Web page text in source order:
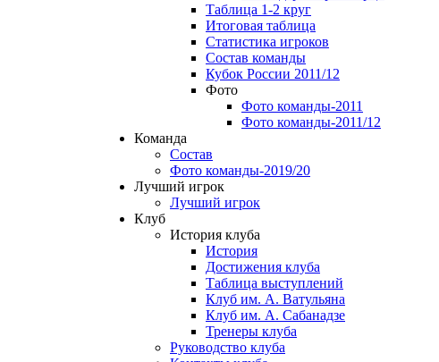
Таблица 1-2 круг
Итоговая таблица
Статистика игроков
Состав команды
Кубок России 2011/12
Фото
Фото команды-2011
Фото команды-2011/12
Команда
Состав
Фото команды-2019/20
Лучший игрок
Лучший игрок
Клуб
История клуба
История
Достижения клуба
Таблица выступлений
Клуб им. А. Ватульяна
Клуб им. А. Сабанадзе
Тренеры клуба
Руководство клуба